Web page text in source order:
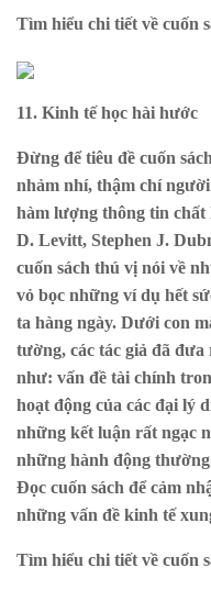
Tìm hiểu chi tiết về cuốn
11. Kinh tế học hài hước
Đừng để tiêu đề cuốn
nhảm nhí, thậm chí
hàm lượng thông tin chất
D. Levitt, Stephen J.
cuốn sách thú vị nói về
vỏ bọc những ví dụ hết
ta hàng ngày. Dưới con
tường, các tác giả đã
như: vấn đề tài chính
hoạt động của các đại lý
những kết luận rất ngạc
những hành động
Đọc cuốn sách để cảm
những vấn đề kinh tế
Tìm hiểu chi tiết về cuốn